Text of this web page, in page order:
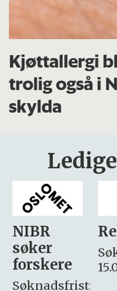
Kjøttallergi
trolig også i
skylda
Rektor
Søknadsfrist:
15.09.2026